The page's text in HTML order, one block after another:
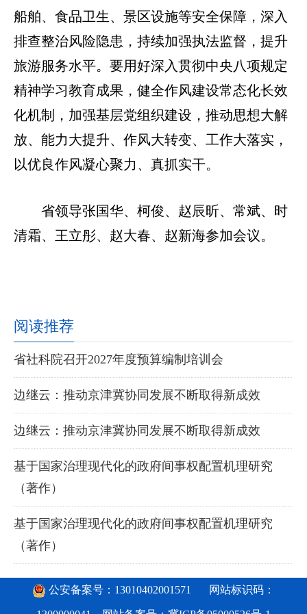
船舶、食品卫生、景区设施等安全保障，深入
排查整治风险隐患，持续加强执法监督，提升
旅游服务水平。要用好深入贯彻中央八项规定
精神学习教育成果，健全作风建设常态化长效
化机制，加强基层党组织建设，推动思想大解
放、能力大提升、作风大转变、工作大落实，
以优良作风凝心聚力、真抓实干。
省领导张国华、柯俊、赵辰昕、常斌、时
清霜、王立彤、赵大春、赵新海参加会议。
阅读推荐
省社科院召开2027年度预算编制培训会
边继云：推动京津冀协同发展不断取得新成效
边继云：推动京津冀协同发展不断取得新成效
基于国家治理现代化的政府间事权配置机理研究
（著作）
基于国家治理现代化的政府间事权配置机理研究
（著作）
公安备案号：13010402001571 网站标识码：